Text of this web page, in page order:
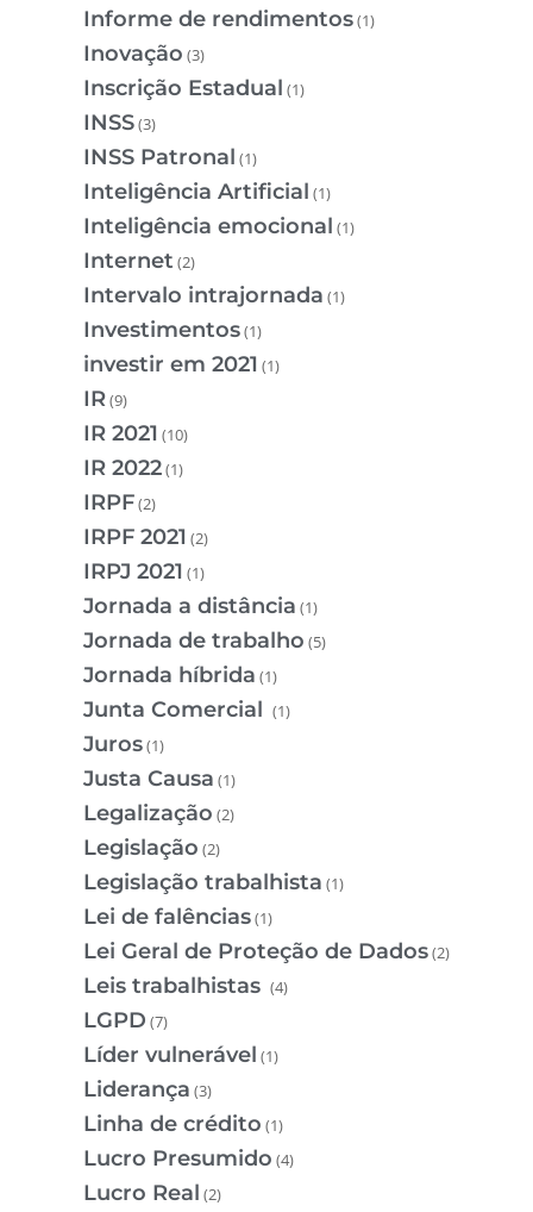
Informe de rendimentos(1)
Inovação (3)
Inscrição Estadual (1)
INSS(3)
INSS Patronal (1)
Inteligência Artificial (1)
Inteligência emocional (1)
Internet (2)
Intervalo intrajornada (1)
Investimentos(1)
investir em 2021 (1)
IR(9)
IR 2021 (10)
IR 2022(1)
IRPF(2)
IRPF 2021 (2)
IRPJ 2021 (1)
Jornada a distância (1)
Jornada de trabalho (5)
Jornada híbrida (1)
Junta Comercial (1)
Juros(1)
Justa Causa (1)
Legalização (2)
Legislação (2)
Legislação trabalhista (1)
Lei de falências(1)
Lei Geral de Proteção de Dados(2)
Leis trabalhistas (4)
LGPD (7)
Líder vulnerável (1)
Liderança (3)
Linha de crédito (1)
Lucro Presumido (4)
Lucro Real (2)